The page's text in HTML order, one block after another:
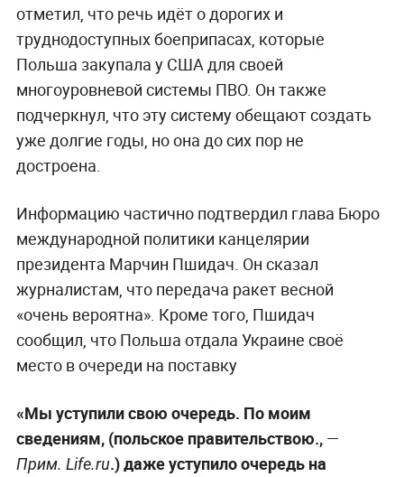
отметил, что речь идёт о дорогих и
труднодоступных боеприпасах, которые
Польша закупала у США для своей
многоуровневой системы ПВО. Он также
подчеркнул, что эту систему обещают создать
уже долгие годы, но она до сих пор не
достроена.
Информацию частично подтвердил глава Бюро
международной политики канцелярии
президента Марчин Пшидач. Он сказал
журналистам, что передача ракет весной
«очень вероятна». Кроме того, Пшидач
сообщил, что Польша отдала Украине своё
место в очереди на поставку
«Мы уступили свою очередь. По моим
сведениям, (польское правительствою.,—
Прим. Life.ru.) даже уступило очередь на